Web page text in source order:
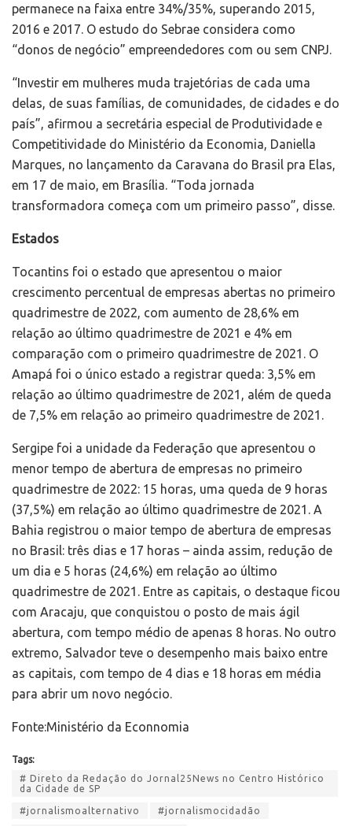
permanece na faixa entre 34%/35%, superando 2015,
2016 e 2017. O estudo do Sebrae considera como
“donos de negócio” empreendedores com ou sem CNPJ.
“Investir em mulheres muda trajetórias de cada uma
delas, de suas famílias, de comunidades, de cidades e do
país”, afirmou a secretária especial de Produtividade e
Competitividade do Ministério da Economia, Daniella
Marques, no lançamento da Caravana do Brasil pra Elas,
em 17 de maio, em Brasília. “Toda jornada
transformadora começa com um primeiro passo”, disse.
Estados
Tocantins foi o estado que apresentou o maior
crescimento percentual de empresas abertas no primeiro
quadrimestre de 2022, com aumento de 28,6% em
relação ao último quadrimestre de 2021 e 4% em
comparação com o primeiro quadrimestre de 2021. O
Amapá foi o único estado a registrar queda: 3,5% em
relação ao último quadrimestre de 2021, além de queda
de 7,5% em relação ao primeiro quadrimestre de 2021.
Sergipe foi a unidade da Federação que apresentou o
menor tempo de abertura de empresas no primeiro
quadrimestre de 2022: 15 horas, uma queda de 9 horas
(37,5%) em relação ao último quadrimestre de 2021. A
Bahia registrou o maior tempo de abertura de empresas
no Brasil: três dias e 17 horas – ainda assim, redução de
um dia e 5 horas (24,6%) em relação ao último
quadrimestre de 2021. Entre as capitais, o destaque ficou
com Aracaju, que conquistou o posto de mais ágil
abertura, com tempo médio de apenas 8 horas. No outro
extremo, Salvador teve o desempenho mais baixo entre
as capitais, com tempo de 4 dias e 18 horas em média
para abrir um novo negócio.
Fonte:Ministério da Econnomia
Tags:
# Direto da Redação do Jornal25News no Centro Histórico
da Cidade de SP
#jornalismoalternativo #jornalismocidadão